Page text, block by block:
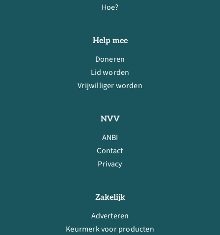
Hoe?
Help mee
Doneren
Lid worden
Vrijwilliger worden
NVV
ANBI
Contact
Privacy
Zakelijk
Adverteren
Keurmerk voor producten